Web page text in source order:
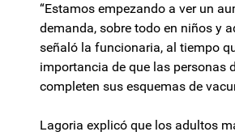
“Estamos empezando a ver un
demanda, sobre todo en niños y
señaló la funcionaria, al tiempo
importancia de que las personas
completen sus esquemas de
Lagoria explicó que los adultos